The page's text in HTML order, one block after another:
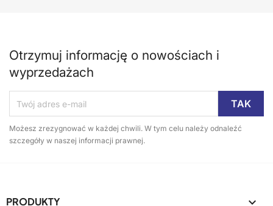
Otrzymuj informację o nowościach i
wyprzedażach
Możesz zrezygnować w każdej chwili. W tym celu należy odnaleźć
szczegóły w naszej informacji prawnej.
PRODUKTY 